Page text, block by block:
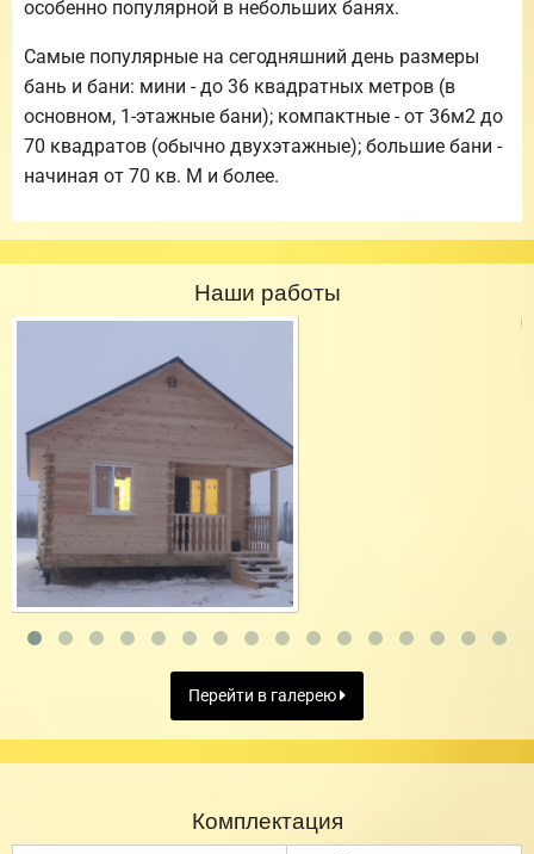
особенно популярной в небольших банях.
Самые популярные на сегодняшний день размеры
бань и бани: мини - до 36 квадратных метров (в
основном, 1-этажные бани); компактные - от 36м2 до
70 квадратов (обычно двухэтажные); большие бани -
начиная от 70 кв. М и более.
Наши работы
Перейти в галерею
Комплектация